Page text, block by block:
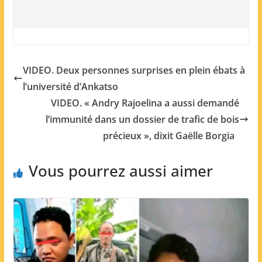
VIDEO. Deux personnes surprises en plein ébats à
l’université d’Ankatso
VIDEO. « Andry Rajoelina a aussi demandé
l’immunité dans un dossier de trafic de bois
précieux », dixit Gaëlle Borgia
Vous pourrez aussi aimer